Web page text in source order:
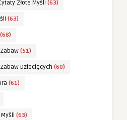
Złote Myśli (63)
(63)
(68)
(51)
Dziecięcych (60)
(61)
(63)